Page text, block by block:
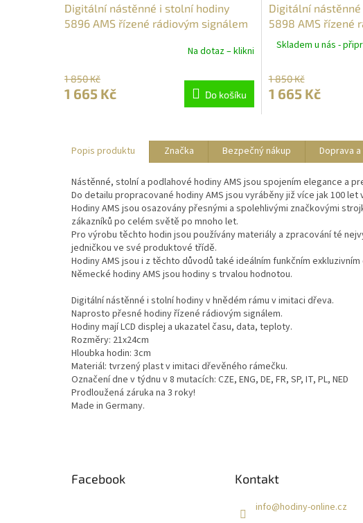
Digitální nástěnné i stolní hodiny
5896 AMS řízené rádiovým signálem
Na dotaz – klikni
1 850 Kč
1 665 Kč Do košíku
Digitální
5898 AMS řízené
24cm
Skladem u nás -
1 850 Kč
1 665 Kč
Popis produktu Značka Bezpečný nákup Doprava
Nástěnné, stolní a podlahové hodiny AMS jsou spojením elegance a
Do detailu propracované hodiny AMS jsou vyráběny již více jak 100 let
Hodiny AMS jsou osazovány přesnými a spolehlivými značkovými
zákazníků po celém světě po mnoho let.
Pro výrobu těchto hodin jsou používány materiály a zpracování té
jedničkou ve své produktové třídě.
Hodiny AMS jsou i z těchto důvodů také ideálním funkčním
Německé hodiny AMS jsou hodiny s trvalou hodnotou.
Digitální nástěnné i stolní hodiny v hnědém rámu v imitaci dřeva.
Naprosto přesné hodiny řízené rádiovým signálem.
Hodiny mají LCD displej a ukazatel času, data, teploty.
Rozměry: 21x24cm
Hloubka hodin: 3cm
Materiál: tvrzený plast v imitaci dřevěného rámečku.
Označení dne v týdnu v 8 mutacích: CZE, ENG, DE, FR, SP, IT, PL, NED
Prodloužená záruka na 3 roky!
Made in Germany.
Facebook Kontakt
info@hodiny-online.cz